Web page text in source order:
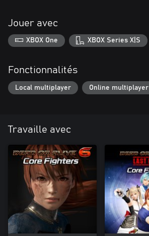
Jouer avec
XBOX One XBOX Series X|S
Fonctionnalités
Local multiplayer Online multiplayer
Travaille avec